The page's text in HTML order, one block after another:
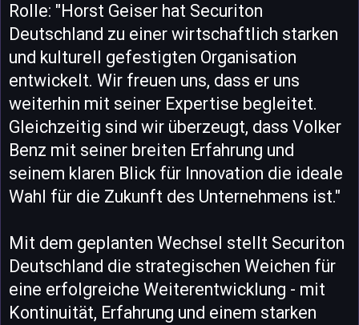
Rolle: "Horst Geiser hat Securiton
Deutschland zu einer wirtschaftlich starken
und kulturell gefestigten Organisation
entwickelt. Wir freuen uns, dass er uns
weiterhin mit seiner Expertise begleitet.
Gleichzeitig sind wir überzeugt, dass Volker
Benz mit seiner breiten Erfahrung und
seinem klaren Blick für Innovation die ideale
Wahl für die Zukunft des Unternehmens ist."
Mit dem geplanten Wechsel stellt Securiton
Deutschland die strategischen Weichen für
eine erfolgreiche Weiterentwicklung - mit
Kontinuität, Erfahrung und einem starken